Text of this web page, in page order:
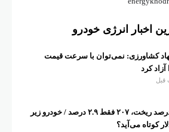
اخبار انرژی خودرو
کشاورزی: نمی‌توان با سرعت قیمت
آزاد کرد
دلار ۴ درصد ریخت، ۲۰۷ فقط ۲.۹ درصد / خودرو زیر
کوتاه می‌آید؟